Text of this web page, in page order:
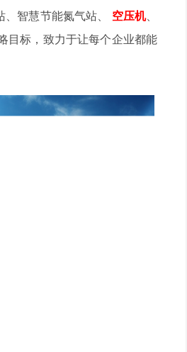
智慧节能氮气站、 空压机、
目标，致力于让每个企业都能